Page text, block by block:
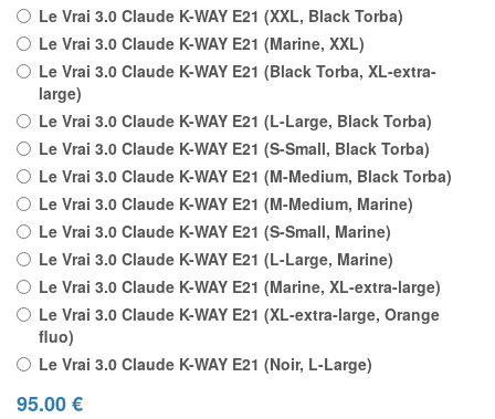
Le Vrai 3.0 Claude K-WAY E21 (XXL, Black Torba)
Le Vrai 3.0 Claude K-WAY E21 (Marine, XXL)
Le Vrai 3.0 Claude K-WAY E21 (Black Torba, XL-extra-
large)
Le Vrai 3.0 Claude K-WAY E21 (L-Large, Black Torba)
Le Vrai 3.0 Claude K-WAY E21 (S-Small, Black Torba)
Le Vrai 3.0 Claude K-WAY E21 (M-Medium, Black Torba)
Le Vrai 3.0 Claude K-WAY E21 (M-Medium, Marine)
Le Vrai 3.0 Claude K-WAY E21 (S-Small, Marine)
Le Vrai 3.0 Claude K-WAY E21 (L-Large, Marine)
Le Vrai 3.0 Claude K-WAY E21 (Marine, XL-extra-large)
Le Vrai 3.0 Claude K-WAY E21 (XL-extra-large, Orange
fluo)
Le Vrai 3.0 Claude K-WAY E21 (Noir, L-Large)
95.00€